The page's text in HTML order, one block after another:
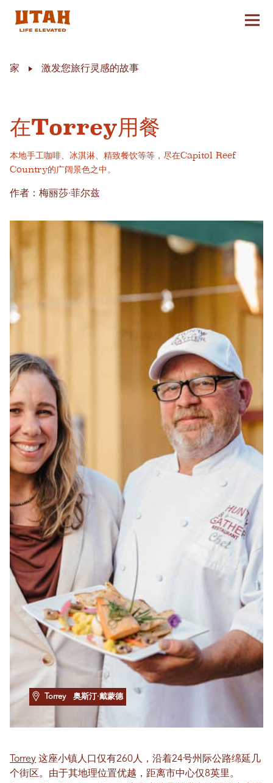
切换
家 激发您旅行灵感的故事
在Torrey用餐
本地手工咖啡、冰淇淋、精致餐饮等等，尽在Capitol Reef
Country的广阔景色之中。
作者：梅丽莎·菲尔兹
Torrey 奥斯汀·戴蒙德
Torrey 这座小镇人口仅有260人，沿着24号州际公路绵延几
个街区。由于其地理位置优越，距离市中心仅8英里。